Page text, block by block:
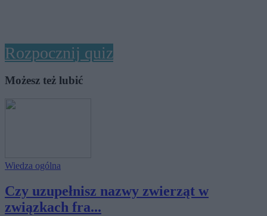
Rozpocznij quiz
Możesz też lubić
Wiedza ogólna
Czy uzupełnisz nazwy zwierząt w
związkach fra...